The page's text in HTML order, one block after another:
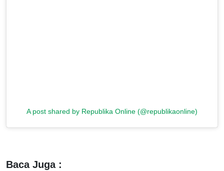
A post shared by Republika Online (@republikaonline)
Baca Juga :